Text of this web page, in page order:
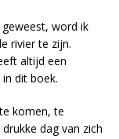
geweest, word ik
rivier te zijn.
altijd een
dit boek.
komen, te
dag van zich